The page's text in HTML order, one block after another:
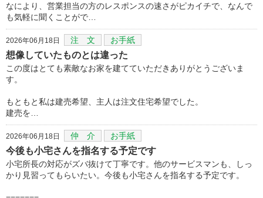
なにより、営業担当の方のレスポンスの速さがピカイチで、なんで
も気軽に聞くことがで…
2026年06月18日 注 文 お手紙
想像していたものとは違った
この度はとても素敵なお家を建てていただきありがとうございま
す。
もともと私は建売希望、主人は注文住宅希望でした。
建売を…
2026年06月18日 仲 介 お手紙
今後も小宅さんを指名する予定です
小宅所長の対応がズバ抜けて丁寧です。他のサービスマンも、しっ
かり見習ってもらいたい。今後も小宅さんを指名する予定です。